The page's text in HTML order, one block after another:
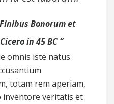
Bonorum et
in 45 BC “
omnis iste natus
totam rem aperiam,
inventore veritatis et